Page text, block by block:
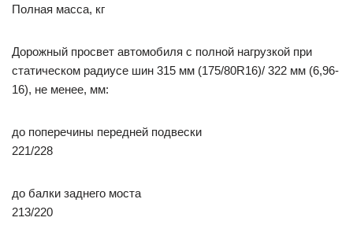
Полная масса, кг
Дорожный просвет автомобиля с полной нагрузкой при
статическом радиусе шин 315 мм (175/80R16)/ 322 мм (6,96-
16), не менее, мм:
до поперечины передней подвески
221/228
до балки заднего моста
213/220